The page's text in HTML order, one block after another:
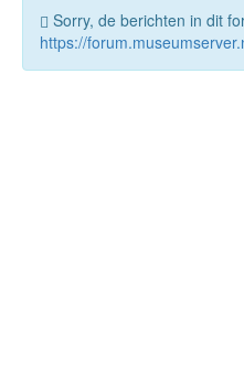
Sorry, de berichten in dit
https://